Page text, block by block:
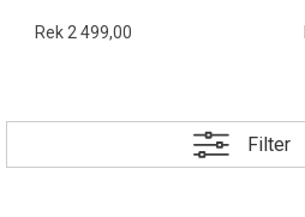
Rek 2 499,00
Filter